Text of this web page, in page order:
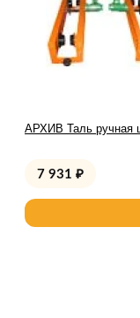
АРХИВ Таль ручная
7 931 ₽